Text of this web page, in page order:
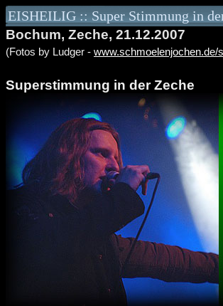
EISHEILIG :: Super Stimmung in
Bochum, Zeche, 21.12.2007
(Fotos by Ludger - www.schmoelenjochen.de/
Superstimmung in der Zeche